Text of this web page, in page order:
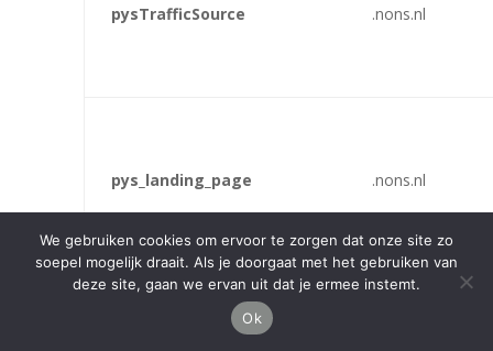
pysTrafficSource .nons.nl
pys_landing_page .nons.nl
We gebruiken cookies om ervoor te zorgen dat onze site zo
soepel mogelijk draait. Als je doorgaat met het gebruiken van
deze site, gaan we ervan uit dat je ermee instemt.
Ok